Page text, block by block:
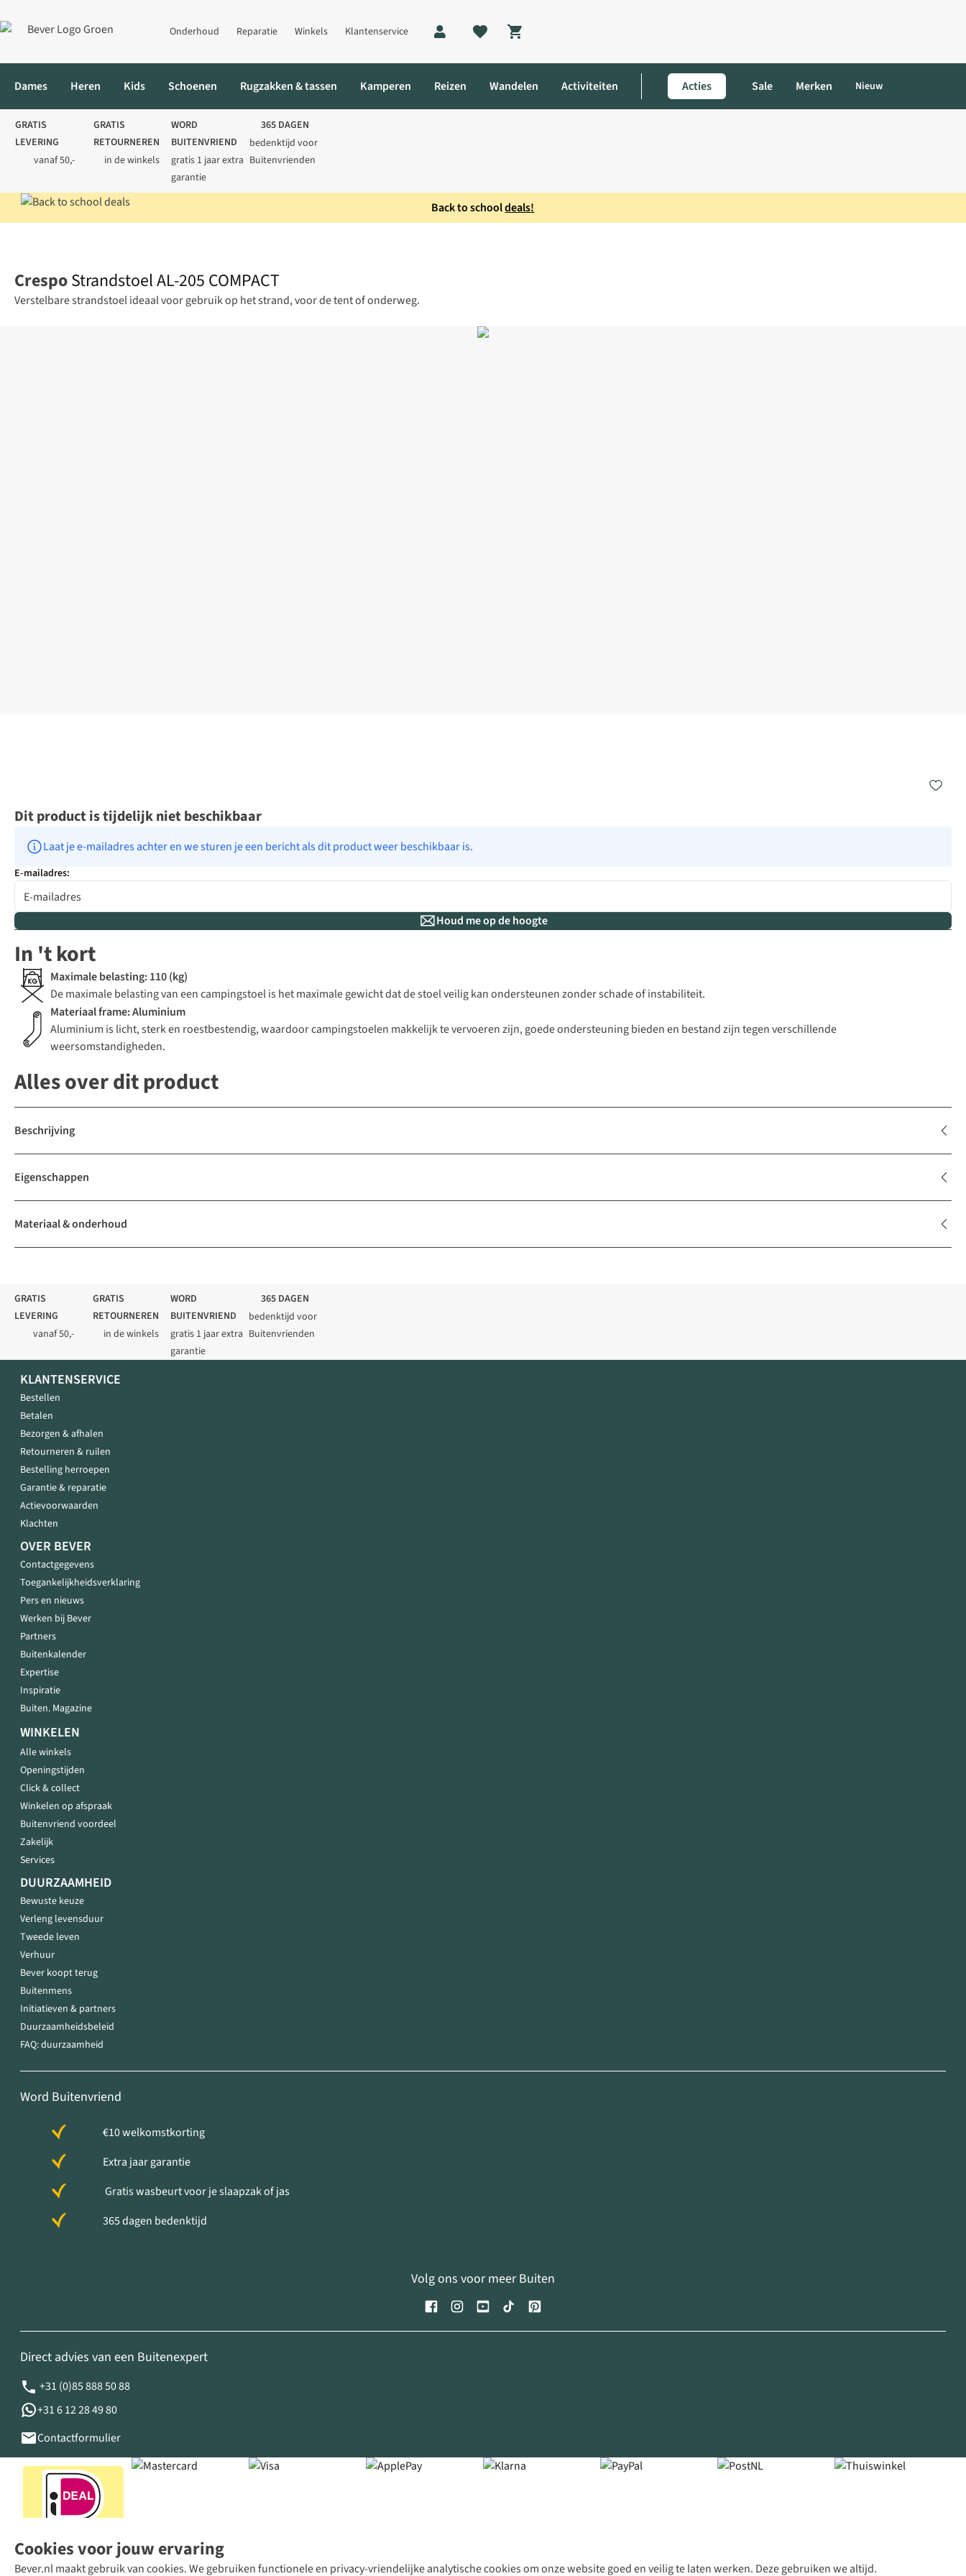
Onderhoud Reparatie Winkels Klantenservice
Shopping cart
Dames Heren Kids Schoenen Rugzakken & tassen Kamperen Reizen Wandelen Activiteiten Acties Sale Merken Nieuw
GRATIS
LEVERING
vanaf 50,-
GRATIS
RETOURNEREN
in de winkels
WORD
BUITENVRIEND
gratis 1 jaar extra
garantie
365 DAGEN
bedenktijd voor
Buitenvrienden
Back to schooldeals!
CrespoStrandstoel AL-205 COMPACT
Verstelbare strandstoel ideaal voor gebruik op het strand, voor de tent of onderweg.
Dit product is tijdelijk niet beschikbaar
Laat je e-mailadres achter en we sturen je een bericht als dit product weer beschikbaar is.
E-mailadres:
Houd me op de hoogte
In 't kort
Maximale belasting: 110 (kg)
De maximale belasting van een campingstoel is het maximale gewicht dat de stoel veilig kan ondersteunen zonder schade of instabiliteit.
Materiaal frame: Aluminium
Aluminium is licht, sterk en roestbestendig, waardoor campingstoelen makkelijk te vervoeren zijn, goede ondersteuning bieden en bestand zijn tegen verschillende
weersomstandigheden.
Alles over dit product
Beschrijving
Eigenschappen
Materiaal & onderhoud
Cookies voor jouw ervaring
Bever.nl maakt gebruik van cookies. We gebruiken functionele en privacy-vriendelijke analytische cookies om onze website goed en veilig te laten werken. Deze gebruiken we altijd.
GRATIS
LEVERING
vanaf 50,-
GRATIS
RETOURNEREN
in de winkels
WORD
BUITENVRIEND
gratis 1 jaar extra
garantie
365 DAGEN
bedenktijd voor
Buitenvrienden
KLANTENSERVICE
Bestellen
Betalen
Bezorgen & afhalen
Retourneren & ruilen
Bestelling herroepen
Garantie & reparatie
Actievoorwaarden
Klachten
OVER BEVER
Contactgegevens
Toegankelijkheidsverklaring
Pers en nieuws
Werken bij Bever
Partners
Buitenkalender
Expertise
Inspiratie
Buiten. Magazine
WINKELEN
Alle winkels
Openingstijden
Click & collect
Winkelen op afspraak
Buitenvriend voordeel
Zakelijk
Services
DUURZAAMHEID
Bewuste keuze
Verleng levensduur
Tweede leven
Verhuur
Bever koopt terug
Buitenmens
Initiatieven & partners
Duurzaamheidsbeleid
FAQ: duurzaamheid
Word Buitenvriend
€10 welkomstkorting
Extra jaar garantie
Gratis wasbeurt voor je slaapzak of jas
365 dagen bedenktijd
Volg ons voor meer Buiten
Direct advies van een Buitenexpert
+31 (0)85 888 50 88
+31 6 12 28 49 80
Contactformulier